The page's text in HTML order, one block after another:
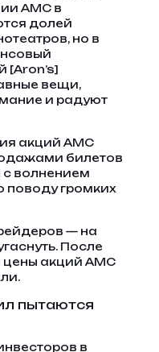
AMC в
долей
но в
[Aron’s]
вещи,
и радуют
акций AMC
билетов
с волнением
поводу громких
— на
После
акций AMC
пытаются
в